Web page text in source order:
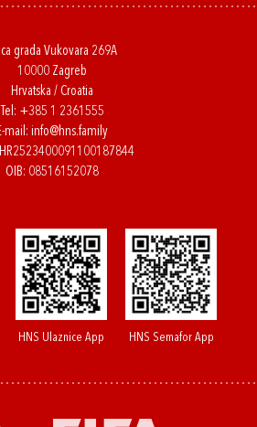
grada Vukovara 269A
10000 Zagreb
Hrvatska / Croatia
Tel: +385 1 2361555
mail: info@hns.family
OIB: 08516152078
HNS Ulaznice App HNS Semafor App